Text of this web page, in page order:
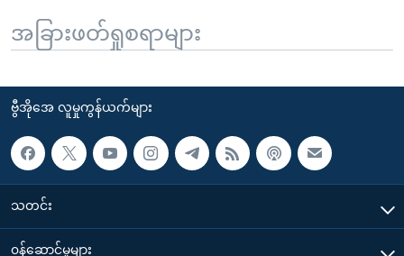
အခြားဖတ်ရှုစရာများ
ဗွီအိုအေ လူမှုကွန်ယက်များ
သတင်း
၀န်ဆောင်မှုများ